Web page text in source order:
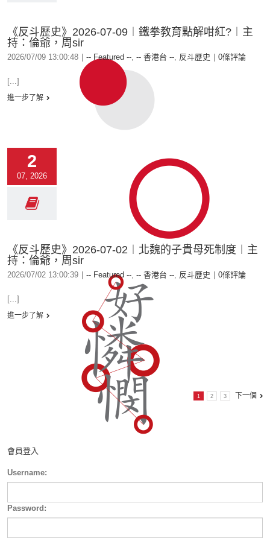
《反斗歷史》2026-07-09︱鐵拳教育點解咁紅?︱主
持：倫爺，周sir
2026/07/09 13:00:48 -- Featured --, -- 香港台 --, 反斗歷史 0條評論
[...]
進一步了解
2
07, 2026
《反斗歷史》2026-07-02︱北魏的子貴母死制度︱主
持：倫爺，周sir
2026/07/02 13:00:39 -- Featured --, -- 香港台 --, 反斗歷史 0條評論
[...]
進一步了解
1 2 3 下一個
會員登入
Username:
Password: